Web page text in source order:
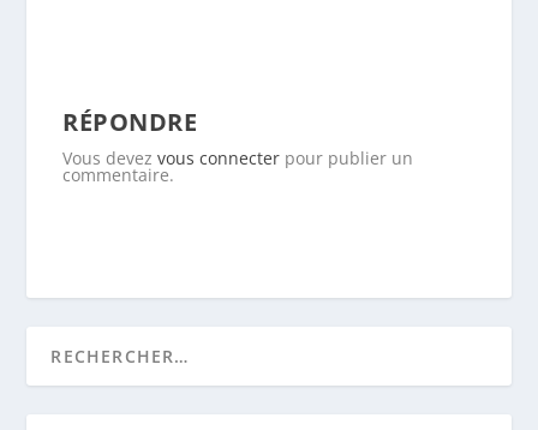
RÉPONDRE
Vous devezvous connecter pour publier un
commentaire.